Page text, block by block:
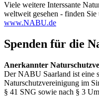
Viele weitere Interssante
weltweit gesehen - finden Sie
www.NABU.de
Spenden für die
Anerkannter
Der NABU Saarland ist eine
Naturschutzvereinigung im
§ 41 SNG sowie nach § 3